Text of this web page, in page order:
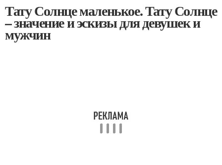
Тату Солнце маленькое. Тату Солнце
– значение и эскизы для девушек и
мужчин